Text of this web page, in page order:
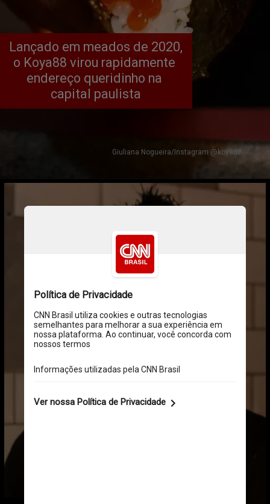
Lançado em meados de 2020,
o Koya88 virou rapidamente
endereço queridinho na
capital paulista
Giuliana Nogueira/Instagram @koya88